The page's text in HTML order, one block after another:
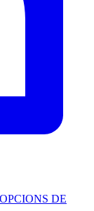
DE